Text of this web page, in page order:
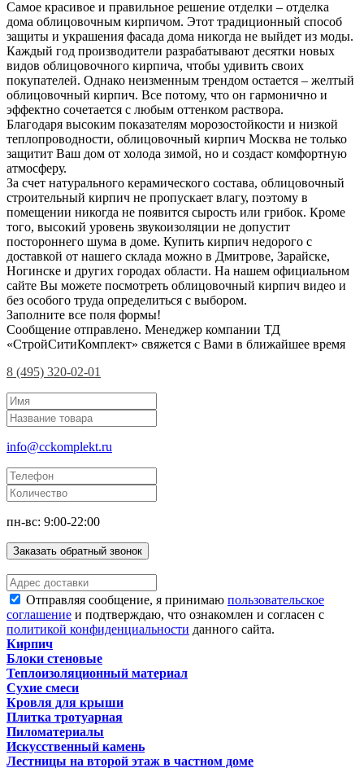
Самое красивое и правильное решение отделки – отделка
дома облицовочным кирпичом. Этот традиционный способ
защиты и украшения фасада дома никогда не выйдет из моды.
Каждый год производители разрабатывают десятки новых
видов облицовочного кирпича, чтобы удивить своих
покупателей. Однако неизменным трендом остается – желтый
облицовочный кирпич. Все потому, что он гармонично и
эффектно сочетается с любым оттенком раствора.
Благодаря высоким показателям морозостойкости и низкой
теплопроводности, облицовочный кирпич Москва не только
защитит Ваш дом от холода зимой, но и создаст комфортную
атмосферу.
За счет натурального керамического состава, облицовочный
строительный кирпич не пропускает влагу, поэтому в
помещении никогда не появится сырость или грибок. Кроме
того, высокий уровень звукоизоляции не допустит
постороннего шума в доме. Купить кирпич недорого с
доставкой от нашего склада можно в Дмитрове, Зарайске,
Ногинске и других городах области. На нашем официальном
сайте Вы можете посмотреть облицовочный кирпич видео и
без особого труда определиться с выбором.
Заполните все поля формы!
Сообщение отправлено. Менеджер компании ТД
«СтройСитиКомплект» свяжется с Вами в ближайшее время
8 (495) 320-02-01
info@cckomplekt.ru
пн-вс: 9:00-22:00
Заказать обратный звонок
Отправляя сообщение, я принимаю пользовательское
соглашение и подтверждаю, что ознакомлен и согласен с
политикой конфиденциальности данного сайта.
Кирпич
Блоки стеновые
Теплоизоляционный материал
Сухие смеси
Кровля для крыши
Плитка тротуарная
Пиломатериалы
Искусственный камень
Лестницы на второй этаж в частном доме